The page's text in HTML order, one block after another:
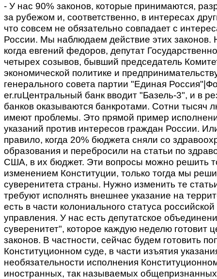
- У нас 90% законов, которые принимаются,
за рубежом и, соответственно, в интересах
что совсем не обязательно совпадает с
России. Мы наблюдаем действие этих законов.
когда евгений федоров, депутат
четырех созывов, бывший председатель
экономической политике и
генерального совета партии "Единая
er.ruЦентральный банк вводит "Базель-3", и в
банков оказываются банкротами. Сотни тысяч
имеют проблемы. Это прямой пример
указаний против интересов граждан России.
правило, когда 20% бюджета сняли со
образования и перебросили на статьи по
США, в их бюджет. Эти вопросы можно решить
изменением Конституции, только тогда мы
суверенитета страны. Нужно изменить те
требуют исполнять внешнее указание на
есть в части колониального статуса
управления. У нас есть депутатское
суверенитет", которое каждую неделю готовит
законов. В частности, сейчас будем готовить
Конституционном суде, в части изъятия
необязательности исполнения
иностранных, так называемых